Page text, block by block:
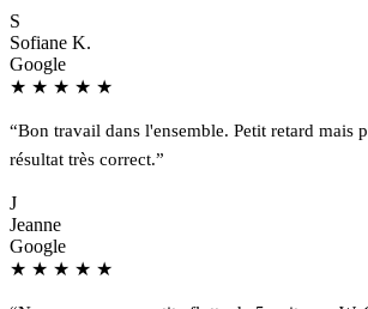
S
Sofiane K.
Google
★ ★ ★ ★ ★
“Bon travail dans l'ensemble. Petit retard mais
résultat très correct.”
J
Jeanne
Google
★ ★ ★ ★ ★